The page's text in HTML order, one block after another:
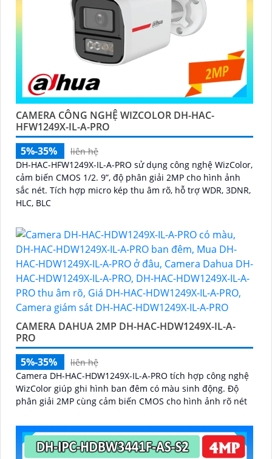
CAMERA CÔNG NGHỆ WIZCOLOR DH-HAC-
HFW1249X-IL-A-PRO
5%-35%
liên hệ
DH-HAC-HFW1249X-IL-A-PRO sử dụng công nghệ WizColor,
cảm biến CMOS 1/2. 9”, độ phân giải 2MP cho hình ảnh
sắc nét. Tích hợp micro kép thu âm rõ, hỗ trợ WDR, 3DNR,
HLC, BLC
CAMERA DAHUA 2MP DH-HAC-HDW1249X-IL-A-
PRO
5%-35%
liên hệ
Camera DH-HAC-HDW1249X-IL-A-PRO tích hợp công nghệ
WizColor giúp ghi hình ban đêm có màu sinh động. Độ
phân giải 2MP cùng cảm biến CMOS cho hình ảnh rõ nét